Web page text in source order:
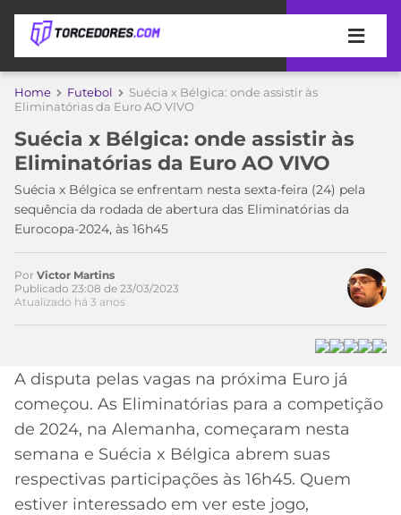
APOSTAS
DE
APOSTA
MELHORES
SITES
DE
APOSTAS
2026
BETBOOM
CÓDIGO
DE
INDICAÇÃO
BET365
COPA
DO
MUNDO
MEU
TIME
PALMEIRAS
CORINTHIANS
SÃO
PAULO
CAMPEONATOS
SÉRIE
A
LIBERTADORES
COPA
ESPORTIVA
MERCADO
DA
BOLA
Home Futebol
Suécia x Bélgica: onde assistir às
Eliminatórias da Euro AO VIVO
Suécia x Bélgica: onde assistir às
Eliminatórias da Euro AO VIVO
Suécia x Bélgica se enfrentam nesta sexta-feira (24) pela
sequência da rodada de abertura das Eliminatórias da
Eurocopa-2024, às 16h45
Por Victor Martins
Publicado 23:08 de 23/03/2023
Atualizado há 3 anos
A disputa pelas vagas na próxima Euro já
começou. As Eliminatórias para a competição
de 2024, na Alemanha, começaram nesta
semana e Suécia x Bélgica abrem suas
respectivas participações às 16h45. Quem
estiver interessado em ver este jogo,